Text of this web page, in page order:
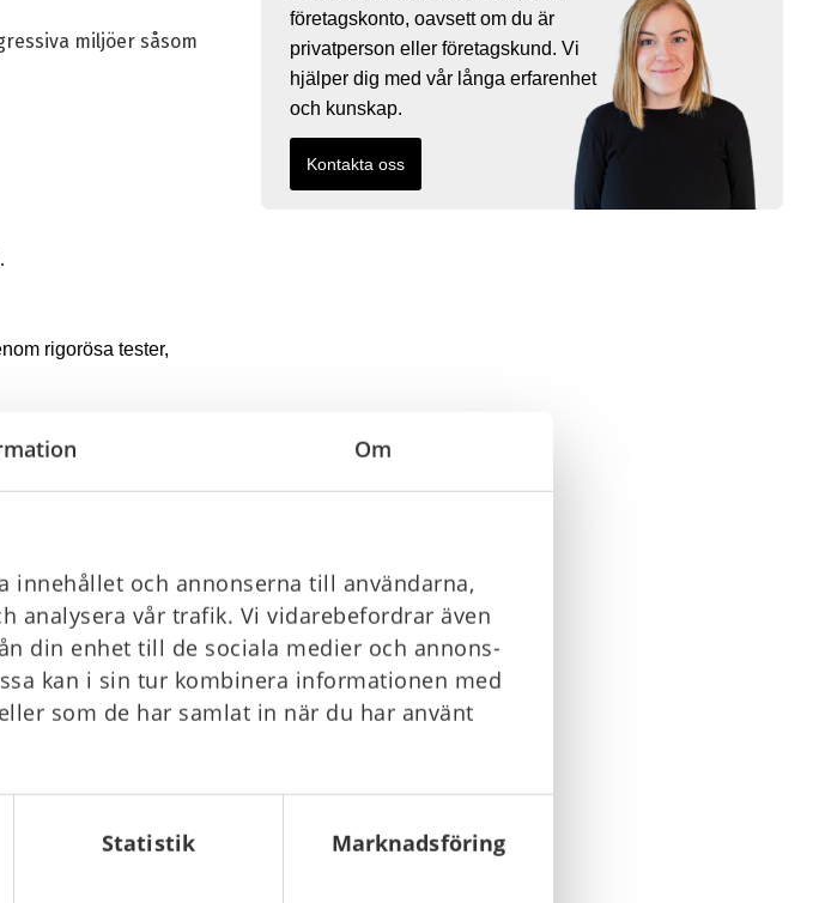
Om
innehållet och annonserna till användarna,
analysera vår trafik. Vi vidarebefordrar även
din enhet till de sociala medier och annons-
kan i sin tur kombinera informationen med
som de har samlat in när du har använt
Statistik Marknadsföring
företagskonto, oavsett om du är
privatperson eller företagskund. Vi
hjälper dig med vår långa erfarenhet
och kunskap.
Kontakta oss
miljöer såsom
rigorösa tester,
gummipackningen
från påverkan